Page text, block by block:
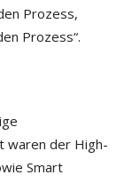
Prozess,
Prozess“.
waren der High-
Smart